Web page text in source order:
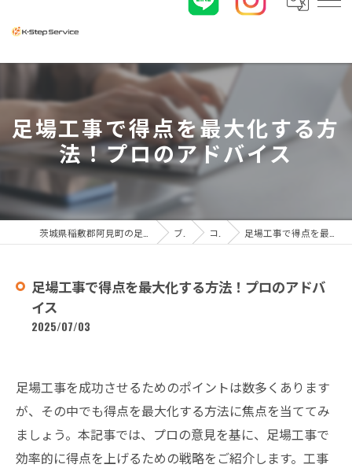
足場工事で得点を最大化する方
法！プロのアドバイス
ブログ コラム 足場工事で得点を最大化する方法！プロのアドバイス
足場工事で得点を最大化する方法！プロのアドバ
イス
2025/07/03
足場工事を成功させるためのポイントは数多くあります
が、その中でも得点を最大化する方法に焦点を当ててみ
ましょう。本記事では、プロの意見を基に、足場工事で
効率的に得点を上げるための戦略をご紹介します。工事